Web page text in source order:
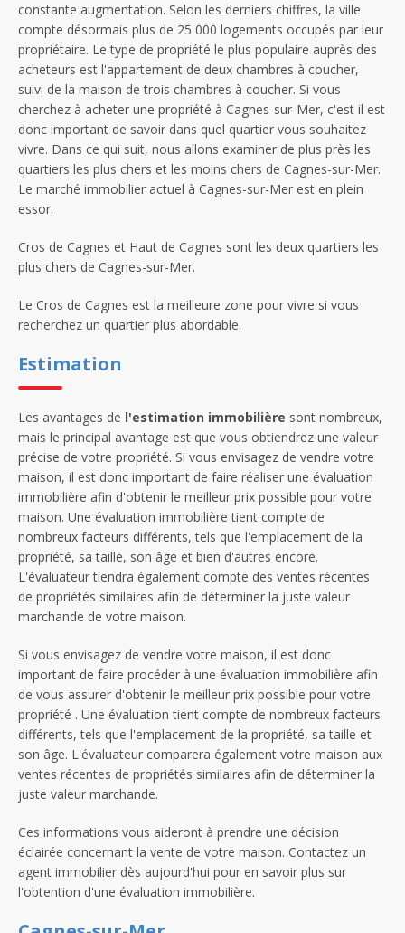
constante augmentation. Selon les derniers chiffres, la ville
compte désormais plus de 25 000 logements occupés par leur
propriétaire. Le type de propriété le plus populaire auprès des
acheteurs est l'appartement de deux chambres à coucher,
suivi de la maison de trois chambres à coucher. Si vous
cherchez à acheter une propriété à Cagnes-sur-Mer, c'est il est
donc important de savoir dans quel quartier vous souhaitez
vivre. Dans ce qui suit, nous allons examiner de plus près les
quartiers les plus chers et les moins chers de Cagnes-sur-Mer.
Le marché immobilier actuel à Cagnes-sur-Mer est en plein
essor.
Cros de Cagnes et Haut de Cagnes sont les deux quartiers les
plus chers de Cagnes-sur-Mer.
Le Cros de Cagnes est la meilleure zone pour vivre si vous
recherchez un quartier plus abordable.
Estimation
Les avantages de l'estimation immobilière sont nombreux,
mais le principal avantage est que vous obtiendrez une valeur
précise de votre propriété. Si vous envisagez de vendre votre
maison, il est donc important de faire réaliser une évaluation
immobilière afin d'obtenir le meilleur prix possible pour votre
maison. Une évaluation immobilière tient compte de
nombreux facteurs différents, tels que l'emplacement de la
propriété, sa taille, son âge et bien d'autres encore.
L'évaluateur tiendra également compte des ventes récentes
de propriétés similaires afin de déterminer la juste valeur
marchande de votre maison.
Si vous envisagez de vendre votre maison, il est donc
important de faire procéder à une évaluation immobilière afin
de vous assurer d'obtenir le meilleur prix possible pour votre
propriété . Une évaluation tient compte de nombreux facteurs
différents, tels que l'emplacement de la propriété, sa taille et
son âge. L'évaluateur comparera également votre maison aux
ventes récentes de propriétés similaires afin de déterminer la
juste valeur marchande.
Ces informations vous aideront à prendre une décision
éclairée concernant la vente de votre maison. Contactez un
agent immobilier dès aujourd'hui pour en savoir plus sur
l'obtention d'une évaluation immobilière.